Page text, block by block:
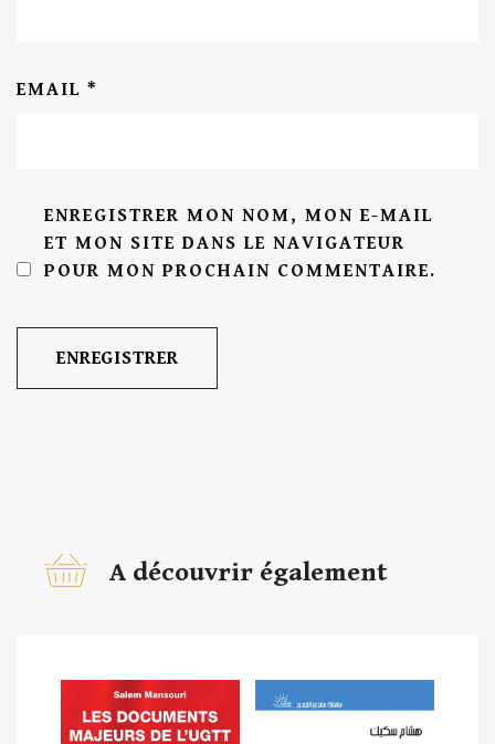
EMAIL *
ENREGISTRER MON NOM, MON E-MAIL
ET MON SITE DANS LE NAVIGATEUR
POUR MON PROCHAIN COMMENTAIRE.
A découvrir également